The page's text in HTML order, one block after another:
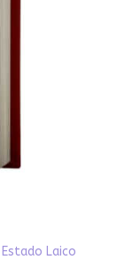
Laico